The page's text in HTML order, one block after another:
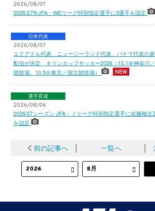
2026/08/07
2026/27年JFA・WEリーグ特別指定選手に3選手を認定
日本代表
2026/08/07
エクアドル代表、ニュージーランド代表、パナマ代表の
配信が決定 キリンカップサッカー2026（10.1＠神奈川
競技場、10.5＠東京／国立競技場）
選手育成
2026/08/06
2026/27シーズン JFA・Ｊリーグ特別指定選手に佐藤柚太
を認定
前の記事へ │ 一覧へ │